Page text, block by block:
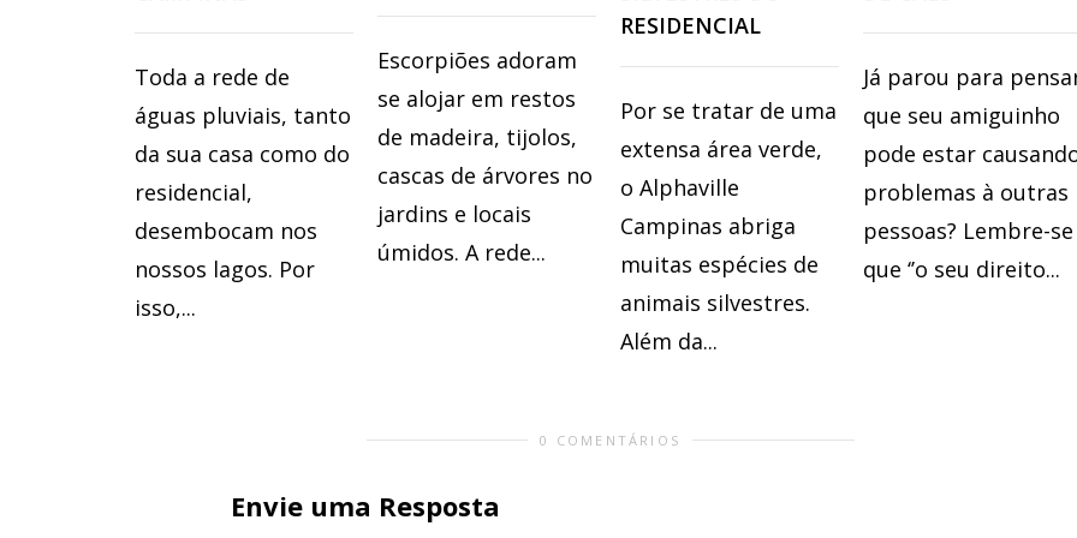
Toda a rede de
águas pluviais, tanto
da sua casa como do
residencial,
desembocam nos
nossos lagos. Por
isso,...
Escorpiões adoram
se alojar em restos
de madeira, tijolos,
cascas de árvores no
jardins e locais
úmidos. A rede...
RESIDENCIAL
Por se tratar de uma
extensa área verde,
o Alphaville
Campinas abriga
muitas espécies de
animais silvestres.
Além da...
Já parou para
que seu amiguinho
pode estar
problemas à outras
pessoas? Lembre-se
que ‘’o seu direito...
0 COMENTÁRIOS
Envie uma Resposta